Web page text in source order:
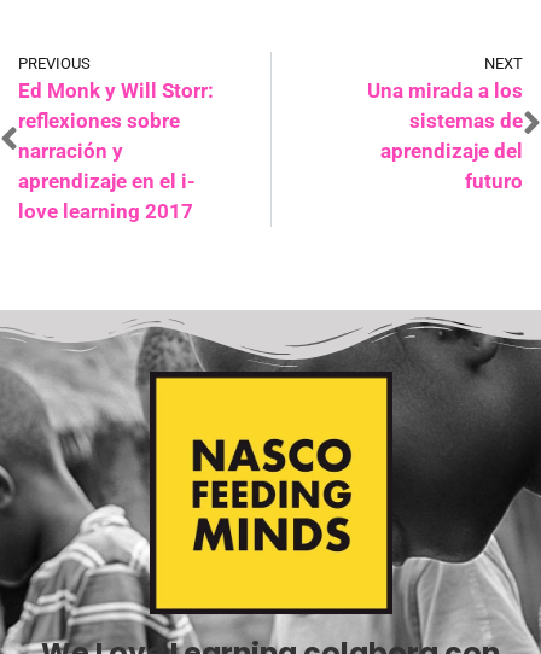
PREVIOUS
Ed Monk y Will Storr:
reflexiones sobre
narración y
aprendizaje en el i-
love learning 2017
NEXT
Una mirada a los
sistemas de
aprendizaje del
futuro